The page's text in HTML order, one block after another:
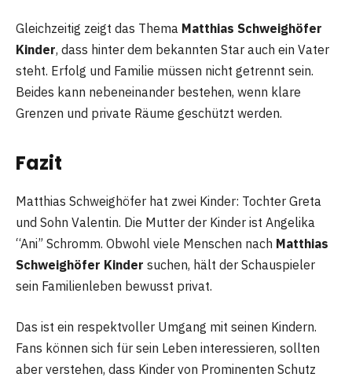
Gleichzeitig zeigt das Thema Matthias Schweighöfer
Kinder, dass hinter dem bekannten Star auch ein Vater
steht. Erfolg und Familie müssen nicht getrennt sein.
Beides kann nebeneinander bestehen, wenn klare
Grenzen und private Räume geschützt werden.
Fazit
Matthias Schweighöfer hat zwei Kinder: Tochter Greta
und Sohn Valentin. Die Mutter der Kinder ist Angelika
“Ani” Schromm. Obwohl viele Menschen nach Matthias
Schweighöfer Kinder suchen, hält der Schauspieler
sein Familienleben bewusst privat.
Das ist ein respektvoller Umgang mit seinen Kindern.
Fans können sich für sein Leben interessieren, sollten
aber verstehen, dass Kinder von Prominenten Schutz